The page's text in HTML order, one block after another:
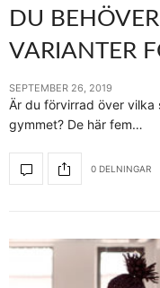
DU
VARIANTER
SEPTEMBER 26, 2019
Är du förvirrad över vilka
gymmet? De här fem…
0 DELNINGAR